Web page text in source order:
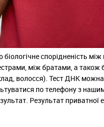
спорідненість
між братами, а також
волосся). Тест ДНК
по телефону з
Результат